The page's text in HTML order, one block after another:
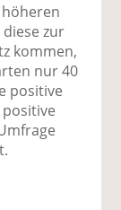
zur
kommen,
nur 40
positive